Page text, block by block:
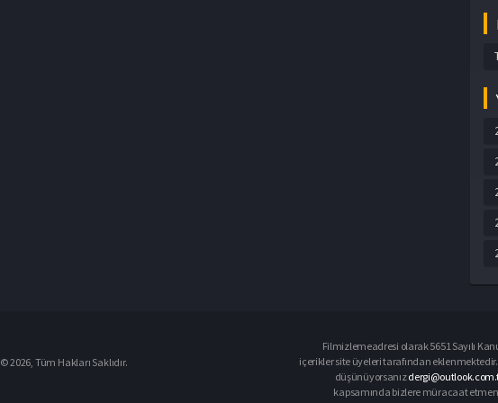
© 2026, Tüm Hakları Saklıdır.
Filmizlemeadresi olarak 5651 Sayılı
içerikler site üyeleri tarafından
düşünüyorsanız
kapsamında bizlere müracaat